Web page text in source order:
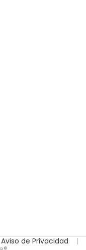
Aviso de Privacidad
|